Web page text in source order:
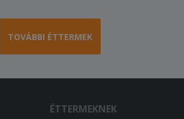
TOVÁBBI ÉTTERMEK
ÉTTERMEKNEK